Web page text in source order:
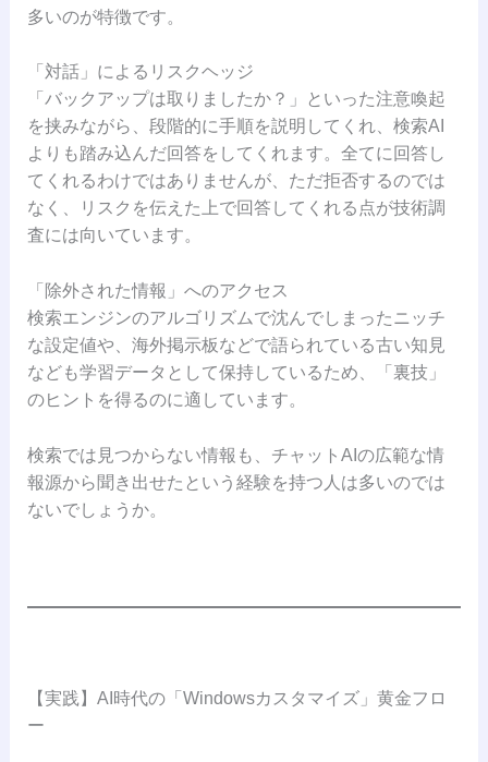
多いのが特徴です。
「対話」によるリスクヘッジ
「バックアップは取りましたか？」といった注意喚起
を挟みながら、段階的に手順を説明してくれ、検索AI
よりも踏み込んだ回答をしてくれます。全てに回答し
てくれるわけではありませんが、ただ拒否するのでは
なく、リスクを伝えた上で回答してくれる点が技術調
査には向いています。
「除外された情報」へのアクセス
検索エンジンのアルゴリズムで沈んでしまったニッチ
な設定値や、海外掲示板などで語られている古い知見
なども学習データとして保持しているため、「裏技」
のヒントを得るのに適しています。
検索では見つからない情報も、チャットAIの広範な情
報源から聞き出せたという経験を持つ人は多いのでは
ないでしょうか。
【実践】AI時代の「Windowsカスタマイズ」黄金フロ
ー